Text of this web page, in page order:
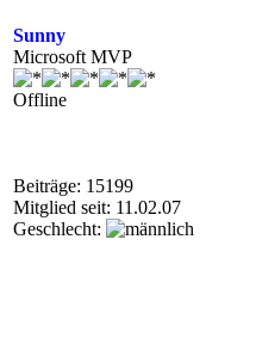
Sunny
Microsoft MVP
Offline
Beiträge: 15199
Mitglied seit: 11.02.07
Geschlecht: